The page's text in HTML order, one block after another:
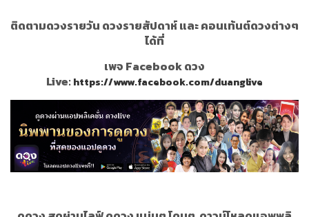
ติดตามดวงรายวัน ดวงรายสัปดาห์ และ คอนเท้นต์ดวงต่างๆ
ได้ที่
เพจ Facebook ดวง
Live:https://www.facebook.com/duanglive